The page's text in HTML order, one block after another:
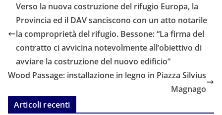
Verso la nuova costruzione del rifugio Europa, la
Provincia ed il DAV sanciscono con un atto notarile
la comproprietà del rifugio. Bessone: “La firma del
contratto ci avvicina notevolmente all’obiettivo di
avviare la costruzione del nuovo edificio”
Wood Passage: installazione in legno in Piazza Silvius
Magnago
Articoli recenti